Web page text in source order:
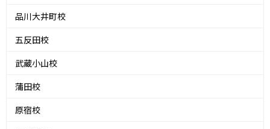
品川大井町校
五反田校
武蔵小山校
蒲田校
原宿校